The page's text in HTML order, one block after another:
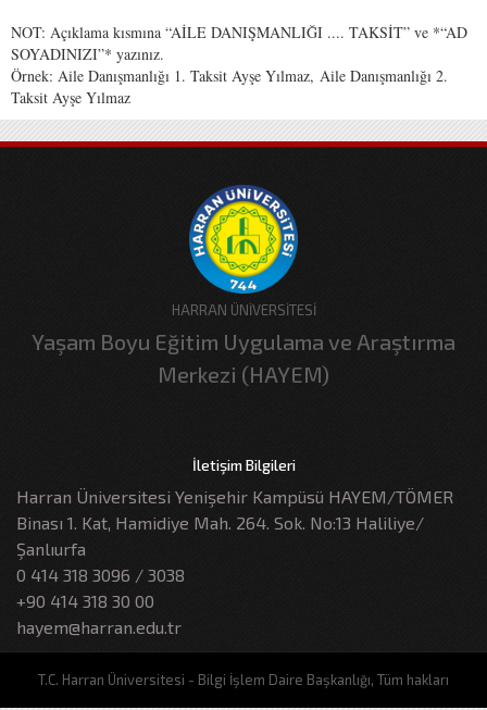
NOT: Açıklama kısmına “AİLE DANIŞMANLIĞI .... TAKSİT” ve *“AD
SOYADINIZI”* yazınız.
Örnek: Aile Danışmanlığı 1. Taksit Ayşe Yılmaz, Aile Danışmanlığı 2.
Taksit Ayşe Yılmaz
HARRAN ÜNİVERSİTESİ
Yaşam Boyu Eğitim Uygulama ve Araştırma
Merkezi (HAYEM)
İletişim Bilgileri
Harran Üniversitesi Yenişehir Kampüsü HAYEM/TÖMER
Binası 1. Kat, Hamidiye Mah. 264. Sok. No:13 Haliliye/
Şanlıurfa
0 414 318 3096 / 3038
+90 414 318 30 00
hayem@harran.edu.tr
T.C. Harran Üniversitesi - Bilgi İşlem Daire Başkanlığı, Tüm hakları